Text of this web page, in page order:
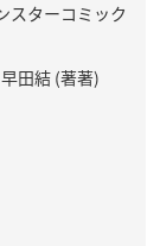
スターコミック
田結 (著著)